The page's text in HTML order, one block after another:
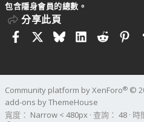
包含隱身會員的總數。
分享此頁
FacebookBlueskyLinkedIn
Reddit
Community platform by XenForo® ©
add-ons by ThemeHouse
寬度
查詢 48 時